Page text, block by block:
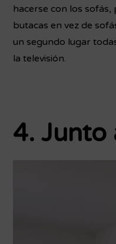
hacerse con los
butacas en vez de
un segundo lugar
la televisión.
4. Junto